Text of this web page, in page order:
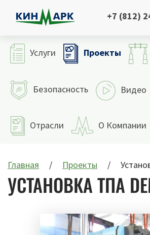
+7 (812)
Услуги Проекты
Безопасность Видео
Отрасли О Компании
Главная Проекты
УСТАНОВКА ТПА